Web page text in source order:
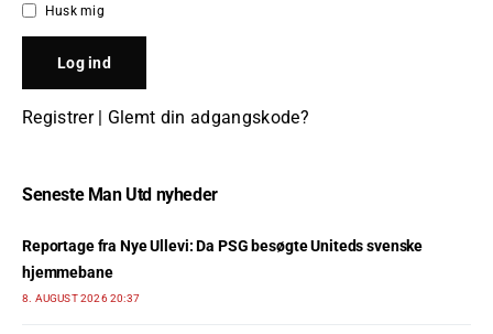
Husk mig
Registrer| Glemt din adgangskode?
Seneste Man Utd nyheder
Reportage fra Nye Ullevi: Da PSG besøgte Uniteds svenske
hjemmebane
8. AUGUST 2026 20:37